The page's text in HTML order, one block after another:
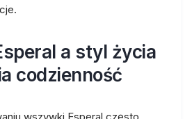
a styl życia
codzienność